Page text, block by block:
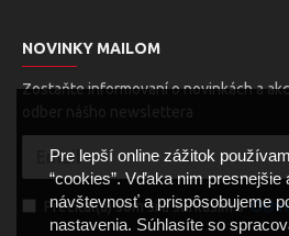
Pre lepší online zážitok
“cookies”. Vďaka nim presnejšie
návštevnosť a prispôsobujeme
nastavenia. Súhlasíte so
NOVINKY MAILOM
Zostaňte informovaní o novinkách a
Prečítal(a) som si a súhlasím s